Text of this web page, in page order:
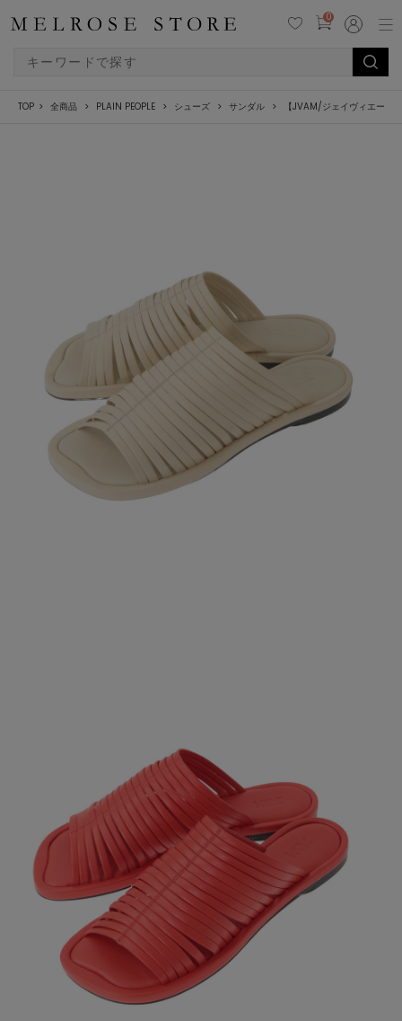
0
TOP 全商品 PLAIN PEOPLE シューズ サンダル 【JVAM/ジェイヴィエーエ